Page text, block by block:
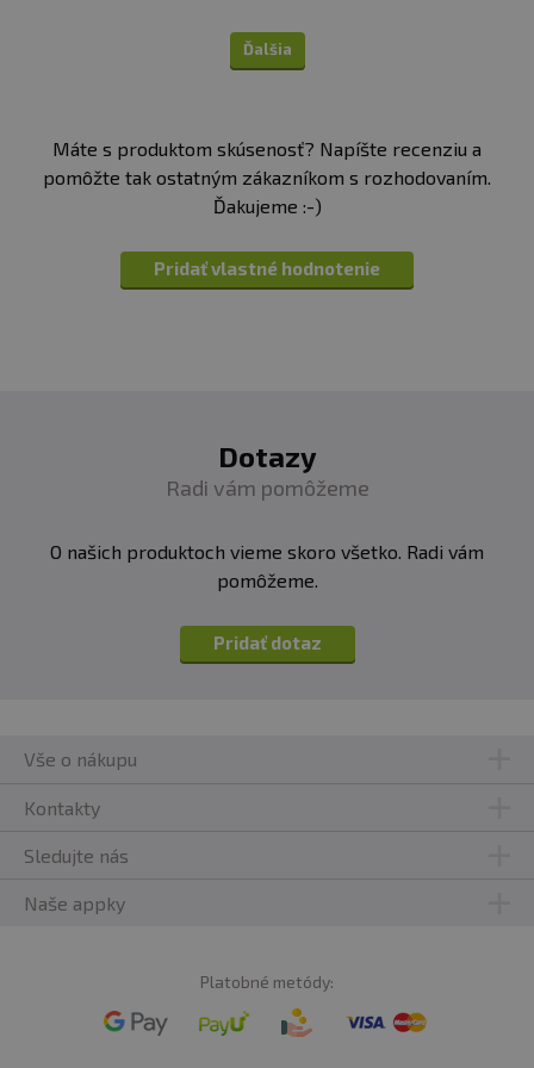
Ďalšia
Máte s produktom skúsenosť? Napíšte recenziu a
pomôžte tak ostatným zákazníkom s rozhodovaním.
Ďakujeme :-)
Pridať vlastné hodnotenie
Dotazy
Radi vám pomôžeme
O našich produktoch vieme skoro všetko. Radi vám
pomôžeme.
Pridať dotaz
Vše o nákupu
Kontakty
Sledujte nás
Naše appky
Platobné metódy: